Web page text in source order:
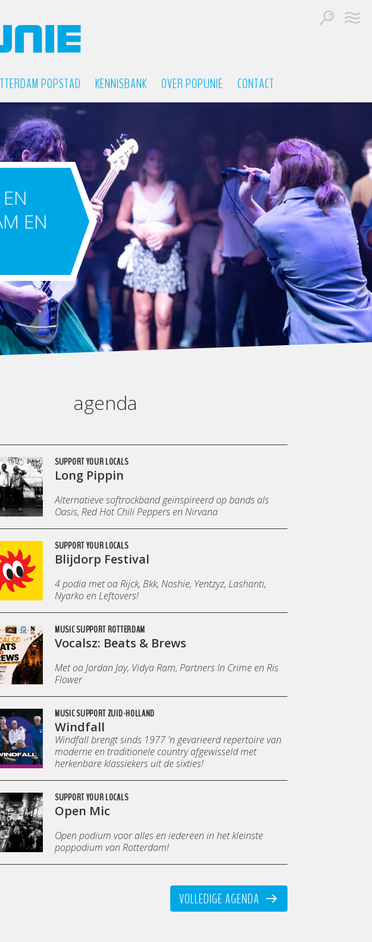
POPSTAD KENNISBANK OVER POPUNIE CONTACT
EN
agenda
SUPPORT YOUR LOCALS
Long Pippin
Alternatieve softrockband geïnspireerd op bands als
Oasis, Red Hot Chili Peppers en Nirvana
SUPPORT YOUR LOCALS
Blijdorp Festival
4 podia met oa Rijck, Bkk, Noshie, Yentzyz, Lashanti,
Nyarko en Leftovers!
MUSIC SUPPORT ROTTERDAM
Vocalsz: Beats & Brews
Met oa Jordan Jay, Vidya Ram, Partners In Crime en Ris
Flower
MUSIC SUPPORT ZUID-HOLLAND
Windfall
Windfall brengt sinds 1977 'n gevarieerd repertoire van
moderne en traditionele country afgewisseld met
herkenbare klassiekers uit de sixties!
SUPPORT YOUR LOCALS
Open Mic
Open podium voor alles en iedereen in het kleinste
poppodium van Rotterdam!
VOLLEDIGE AGENDA